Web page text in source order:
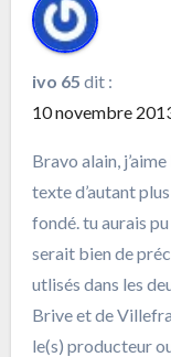
ivo 65 dit :
10 novembre
Bravo alain,
texte d’autant
fondé. tu aurais
serait bien de
utlisés dans les
Brive et de
le(s) producteur